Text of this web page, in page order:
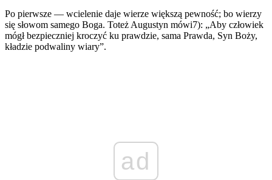
Po pierwsze — wcielenie daje wierze większą pewność; bo wierzy
się słowom samego Boga. Toteż Augustyn mówi7): „Aby człowiek
mógł bezpieczniej kroczyć ku prawdzie, sama Prawda, Syn Boży,
kładzie podwaliny wiary”.
ad